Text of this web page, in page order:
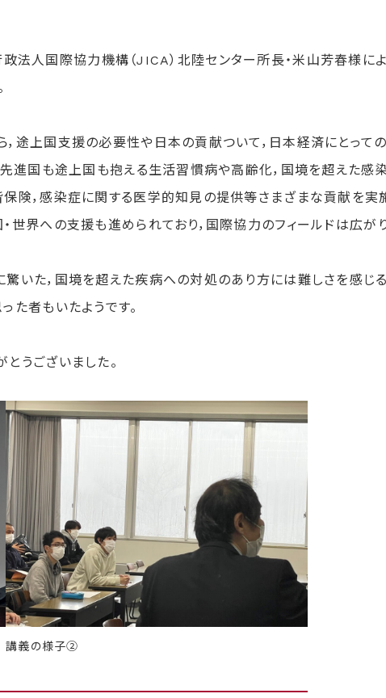
法人国際協力機構（JICA）北陸センター所長・米山芳春様
途上国支援の必要性や日本の貢献ついて，日本経済にとって
先進国も途上国も抱える生活習慣病や高齢化，国境を超えた感
険，感染症に関する医学的知見の提供等さまざまな貢献を実
世界への支援も進められており，国際協力のフィールドは広が
いた，国境を超えた疾病への対処のあり方には難しさを感じる
た者もいたようです。
うございました。
講義の様子②